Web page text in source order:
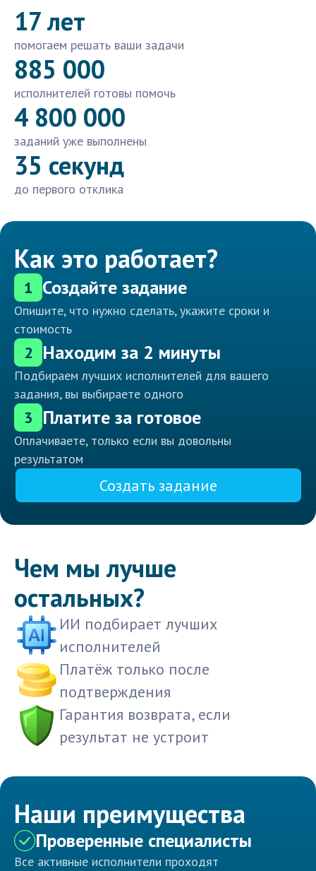
17 лет
помогаем решать ваши задачи
885 000
исполнителей готовы помочь
4 800 000
заданий уже выполнены
35 секунд
до первого отклика
Как это работает?
1 Создайте задание
Опишите, что нужно сделать, укажите сроки и
стоимость
2 Находим за 2 минуты
Подбираем лучших исполнителей для вашего
задания, вы выбираете одного
3 Платите за готовое
Оплачиваете, только если вы довольны
результатом
Создать задание
Чем мы лучше
остальных?
ИИ подбирает лучших
исполнителей
Платёж только после
подтверждения
Гарантия возврата, если
результат не устроит
Наши преимущества
Проверенные специалисты
Все активные исполнители проходят